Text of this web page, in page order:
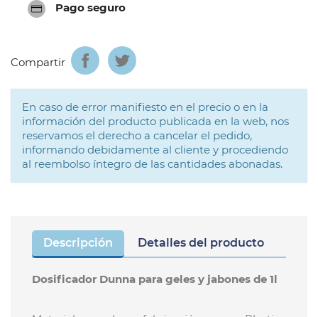
Pago seguro
Compartir
En caso de error manifiesto en el precio o en la
información del producto publicada en la web, nos
reservamos el derecho a cancelar el pedido,
informando debidamente al cliente y procediendo
al reembolso íntegro de las cantidades abonadas.
Descripción Detalles del producto
Dosificador Dunna para geles y jabones de 1l